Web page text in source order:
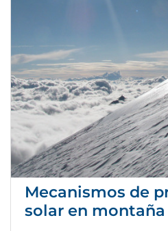
Mecanismos de
solar en montaña